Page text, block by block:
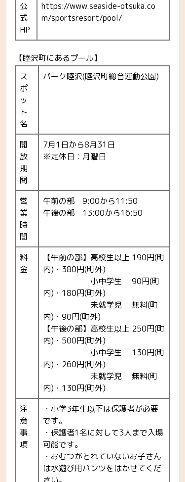
公
式
HP
https://www.seaside-otsuka.co
m/sportsresort/pool/
【睦沢町にあるプール】
ス
ポ
ッ
ト
名
パーク睦沢(睦沢町総合運動公園)
開
放
期
間
7月1日から8月31日
※定休日：月曜日
営
業
時
間
午前の部 9:00から11:50
午後の部 13:00から16:50
料
金
【午前の部】高校生以上 190円(町
内)・380円(町外)
小中学生 90円(町
内)・180円(町外)
未就学児 無料(町
内)・90円(町外)
【午後の部】高校生以上 250円(町
内)・500円(町外)
小中学生 130円(町
内)・260円(町外)
未就学児 無料(町
内)・130円(町外)
注
意
事
項
・小学3年生以下は保護者が必要
です。
・保護者1名に対して3人まで入場
可能です。
・おむつがとれていないお子さん
は水遊び用パンツをはかせてくだ